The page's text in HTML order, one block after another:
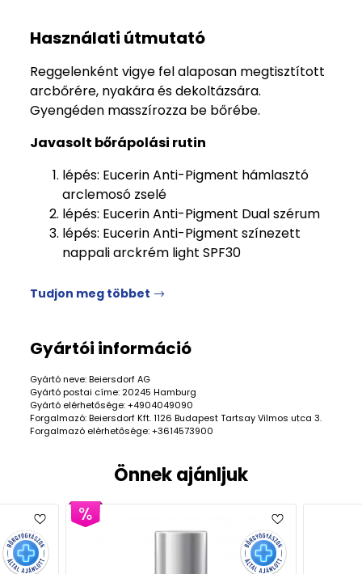
Használati útmutató
Reggelenként vigye fel alaposan megtisztított
arcbőrére, nyakára és dekoltázsára.
Gyengéden masszírozza be bőrébe.
Javasolt bőrápolási rutin
lépés: Eucerin Anti-Pigment hámlasztó
arclemosó zselé
lépés: Eucerin Anti-Pigment Dual szérum
lépés: Eucerin Anti-Pigment színezett
nappali arckrém light SPF30
Tudjon meg többet
Gyártói információ
Gyártó neve: Beiersdorf AG
Gyártó postai címe: 20245 Hamburg
Gyártó elérhetősége: +4904049090
Forgalmazó: Beiersdorf Kft. 1126 Budapest Tartsay Vilmos utca 3.
Forgalmazó elérhetősége: +3614573900
Önnek ajánljuk